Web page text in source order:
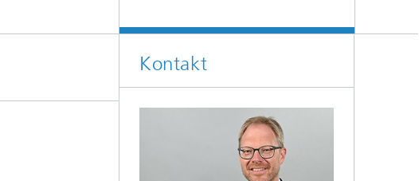
Drucken Laserschweißen
Kleben und Faserverbundtechnik
High-Speed-Laserbearbeitung
Kontakt